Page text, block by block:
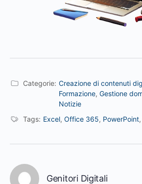
Categorie: Creazione di contenuti
Formazione, Gestione
Notizie
Tags: Excel, Office 365, PowerPoint,
Genitori Digitali